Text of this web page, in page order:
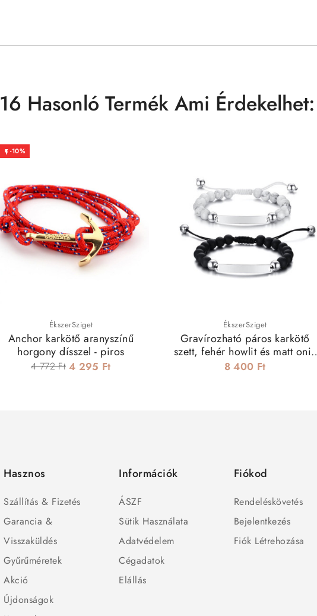
16 Hasonló Termék Ami Érdekelhet:
 -10%
ÉkszerSziget
Anchor karkötő aranyszínű
horgony dísszel - piros
4 772 Ft 4 295 Ft
ÉkszerSziget
Gravírozható páros karkötő
szett, fehér howlit és matt onix
gyöngyökkel
8 400 Ft
Hasznos
Szállítás & Fizetés
Garancia &
Visszaküldés
Gyűrűméretek
Akció
Újdonságok
Információk
ÁSZF
Sütik Használata
Adatvédelem
Cégadatok
Elállás
Fiókod
Rendeléskövetés
Bejelentkezés
Fiók Létrehozása